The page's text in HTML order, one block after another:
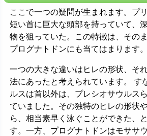
ここで一つの疑問が生まれます。プ
短い首に巨大な頭部を持っていて、
物を狙っていた。この特徴は、その
プログナトドンにも当てはまります。
一つの大きな違いはヒレの形状、そ
法にあったと考えられています。 す
ルスは首以外は、プレシオサウルス
ていました。その独特のヒレの形状
ら、相当素早く泳ぐことができた、
す。一方、プログナトドンはモササ